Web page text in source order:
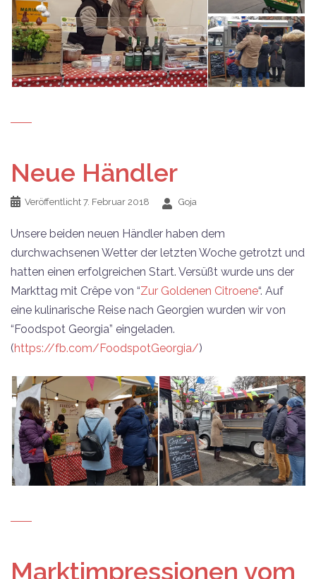
Neue Händler
Veröffentlicht 7. Februar 2018 Goja
Unsere beiden neuen Händler haben dem
durchwachsenen Wetter der letzten Woche getrotzt und
hatten einen erfolgreichen Start. Versüßt wurde uns der
Markttag mit Crêpe von “Zur Goldenen Citroene“. Auf
eine kulinarische Reise nach Georgien wurden wir von
“Foodspot Georgia” eingeladen.
(https://fb.com/FoodspotGeorgia/)
Marktimpressionen vom